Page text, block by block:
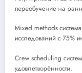
переобучение на
Mixed methods
исследований с 75%
Crew scheduling
удовлетворённости.